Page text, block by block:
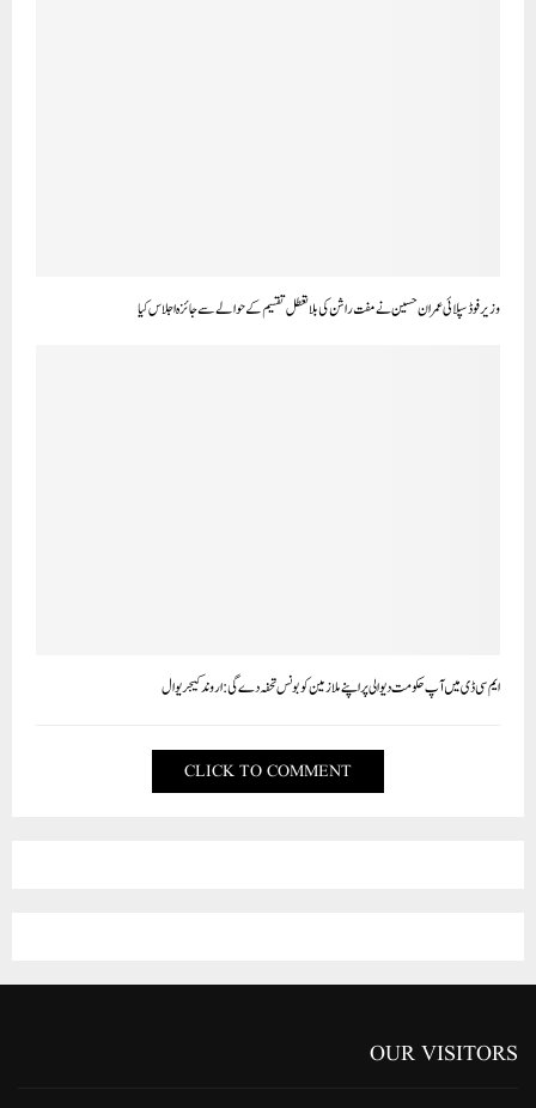
وزیر فوڈ سپلائی عمران حسین نے مفت راشن کی بلا تعطل تقسیم کے حوالے سے جائزہ اجلاس کیا
ایم سی ڈی میں آپ حکومت دیوالی پر اپنے ملازمین کو بونس تحفہ دے گی: اروند کیجریوال
CLICK TO COMMENT
OUR VISITORS